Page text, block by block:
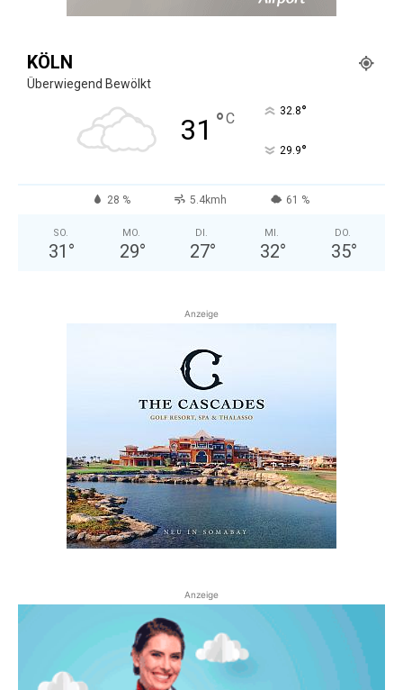
KÖLN
Überwiegend Bewölkt
31 °C 32.8°
29.9°
28 % 5.4kmh 61 %
SO.
31 °
MO.
29°
DI.
27°
MI.
32°
DO.
35°
Anzeige
Anzeige